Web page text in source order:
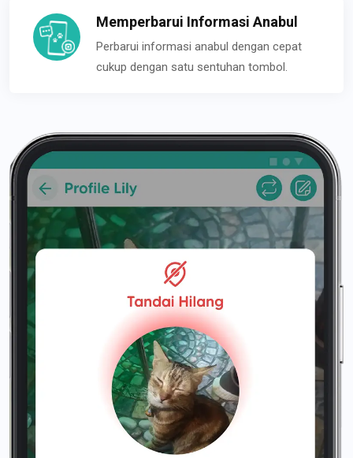
Memperbarui Informasi Anabul
Perbarui informasi anabul dengan cepat
cukup dengan satu sentuhan tombol.